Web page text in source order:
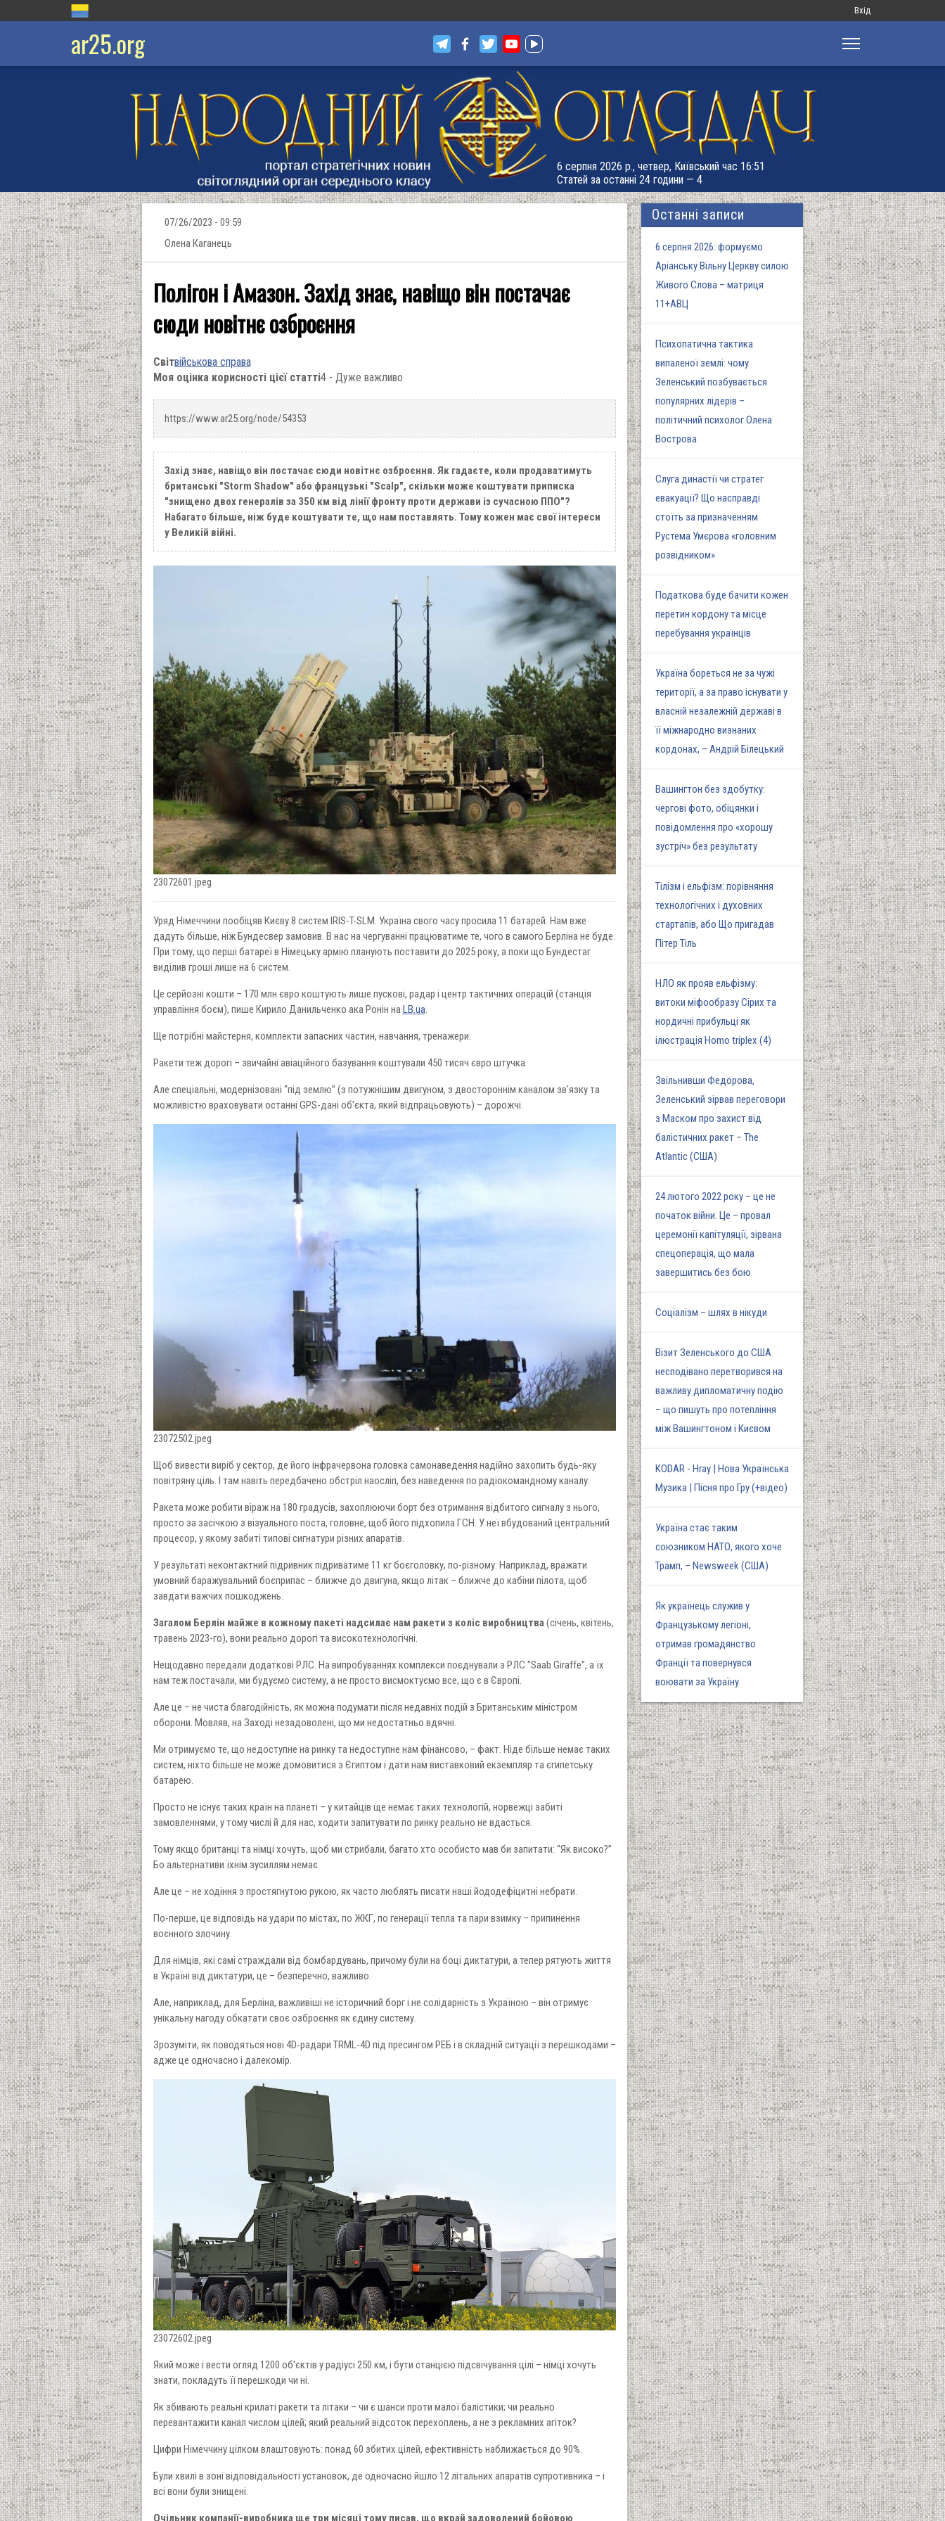
Меню
запису
Вхід
ar25.org
6 серпня 2026 р., четвер, Київський час 16:51
Статей за останні 24 години — 4
07/26/2023 - 09:59
Олена Каганець
Полігон і Амазон. Захід знає, навіщо він постачає
сюди новітнє озброєння
Світвійськова справа
Моя оцінка корисності цієї статті4 - Дуже важливо
https://www.ar25.org/node/54353
Захід знає, навіщо він постачає сюди новітнє озброєння. Як гадаєте, коли продаватимуть
британські "Storm Shadow" або французькі "Scalp", скільки може коштувати приписка
"знищено двох генералів за 350 км від лінії фронту проти держави із сучасною ППО"?
Набагато більше, ніж буде коштувати те, що нам поставлять. Тому кожен має свої інтереси
у Великій війні.
23072601.jpeg
Уряд Німеччини пообіцяв Києву 8 систем IRIS-T-SLM. Україна свого часу просила 11 батарей. Нам вже
дадуть більше, ніж Бундесвер замовив. В нас на чергуванні працюватиме те, чого в самого Берліна не буде.
При тому, що перші батареї в Німецьку армію планують поставити до 2025 року, а поки що Бундестаг
виділив гроші лише на 6 систем.
Це серйозні кошти – 170 млн євро коштують лише пускові, радар і центр тактичних операцій (станція
управління боєм), пише Кирило Данильченко ака Ронін наLB.ua.
Ще потрібні майстерня, комплекти запасних частин, навчання, тренажери.
Ракети теж дорогі – звичайні авіаційного базування коштували 450 тисяч євро штучка.
Але спеціальні, модернізовані “під землю” (з потужнішим двигуном, з двостороннім каналом зв'язку та
можливістю враховувати останні GPS-дані об'єкта, який відпрацьовують) – дорожчі.
23072502.jpeg
Щоб вивести виріб у сектор, де його інфрачервона головка самонаведення надійно захопить будь-яку
повітряну ціль. І там навіть передбачено обстріл наосліп, без наведення по радіокомандному каналу.
Ракета може робити віраж на 180 градусів, захоплюючи борт без отримання відбитого сигналу з нього,
просто за засічкою з візуального поста, головне, щоб його підхопила ГСН. У неї вбудований центральний
процесор, у якому забиті типові сигнатури різних апаратів.
У результаті неконтактний підривник підриватиме 11 кг боєголовку, по-різному. Наприклад, вражати
умовний баражувальний боєприпас – ближче до двигуна, якщо літак – ближче до кабіни пілота, щоб
завдати важчих пошкоджень.
Загалом Берлін майже в кожному пакеті надсилає нам ракети з коліс виробництва(січень, квітень,
травень 2023-го), вони реально дорогі та високотехнологічні.
Нещодавно передали додаткові РЛС. На випробуваннях комплекси поєднували з РЛС "Saab Giraffe", а їх
нам теж постачали, ми будуємо систему, а не просто висмоктуємо все, що є в Європі.
Але це – не чиста благодійність, як можна подумати після недавніх подій з Британським міністром
оборони. Мовляв, на Заході незадоволені, що ми недостатньо вдячні.
Ми отримуємо те, що недоступне на ринку та недоступне нам фінансово, – факт. Ніде більше немає таких
систем, ніхто більше не може домовитися з Єгиптом і дати нам виставковий екземпляр та єгипетську
батарею.
Просто не існує таких країн на планеті – у китайців ще немає таких технологій, норвежці забиті
замовленнями, у тому числі й для нас, ходити запитувати по ринку реально не вдасться.
Тому якщо британці та німці хочуть, щоб ми стрибали, багато хто особисто мав би запитати: “Як високо?”
Бо альтернативи їхнім зусиллям немає.
Але це – не ходіння з простягнутою рукою, як часто люблять писати наші йододефіцитні небрати.
По-перше, це відповідь на удари по містах, по ЖКГ, по генерації тепла та пари взимку – припинення
воєнного злочину.
Для німців, які самі страждали від бомбардувань, причому були на боці диктатури, а тепер рятують життя
в Україні від диктатури, це – безперечно, важливо.
Але, наприклад, для Берліна, важливіші не історичний борг і не солідарність з Україною – він отримує
унікальну нагоду обкатати своє озброєння як єдину систему.
Зрозуміти, як поводяться нові 4D-радари TRML-4D під пресингом РЕБ і в складній ситуації з перешкодами –
адже це одночасно і далекомір.
23072602.jpeg
Який може і вести огляд 1200 об'єктів у радіусі 250 км, і бути станцією підсвічування цілі – німці хочуть
знати, покладуть її перешкоди чи ні.
Як збивають реальні крилаті ракети та літаки – чи є шанси проти малої балістики; чи реально
перевантажити канал числом цілей; який реальний відсоток перехоплень, а не з рекламних агіток?
Цифри Німеччину цілком влаштовують: понад 60 збитих цілей, ефективність наближається до 90%.
Були хвилі в зоні відповідальності установок, де одночасно йшло 12 літальних апаратів супротивника – і
всі вони були знищені.
Очільник компанії-виробника ще три місяці тому писав, що вкрай задоволений бойовою
Останні записи
6 серпня 2026: формуємо
Аріанську Вільну Церкву силою
Живого Слова – матриця
11+АВЦ
Психопатична тактика
випаленої землі: чому
Зеленський позбувається
популярних лідерів –
політичний психолог Олена
Вострова
Слуга династії чи стратег
евакуації? Що насправді
стоїть за призначенням
Рустема Умєрова «головним
розвідником»
Податкова буде бачити кожен
перетин кордону та місце
перебування українців
Україна бореться не за чужі
території, а за право існувати у
власній незалежній державі в
її міжнародно визнаних
кордонах, – Андрій Білецький
Вашингтон без здобутку:
чергові фото, обіцянки і
повідомлення про «хорошу
зустріч» без результату
Тілізм і ельфізм: порівняння
технологічних і духовних
стартапів, або Що пригадав
Пітер Тіль
НЛО як прояв ельфізму:
витоки міфообразу Сірих та
нордичні прибульці як
ілюстрація Homo triplex (4)
Звільнивши Федорова,
Зеленський зірвав переговори
з Маском про захист від
балістичних ракет – The
Atlantic (США)
24 лютого 2022 року – це не
початок війни. Це – провал
церемонії капітуляції, зірвана
спецоперація, що мала
завершитись без бою
Соціалізм – шлях в нікуди
Візит Зеленського до США
несподівано перетворився на
важливу дипломатичну подію
– що пишуть про потепління
між Вашингтоном і Києвом
KODAR - Hray | Нова Українська
Музика | Пісня про Гру (+відео)
Україна стає таким
союзником НАТО, якого хоче
Трамп, – Newsweek (США)
Як українець служив у
Французькому легіоні,
отримав громадянство
Франції та повернувся
воювати за Україну